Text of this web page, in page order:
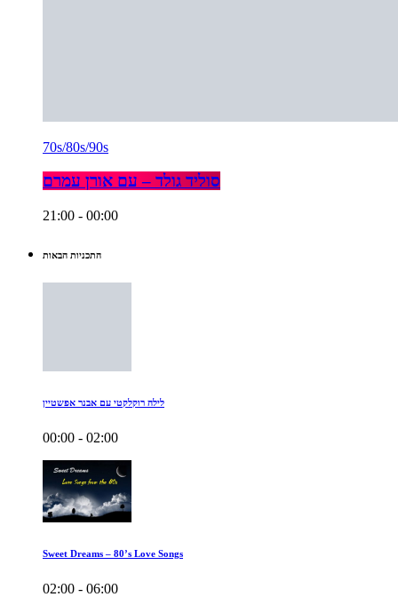
70s/80s/90s
סוליד גולד – עם אורן עמרם
21:00 - 00:00
התכניות הבאות
לילה רוקלקטי עם אבנר אפשטיין
00:00 - 02:00
Sweet Dreams – 80’s Love Songs
02:00 - 06:00